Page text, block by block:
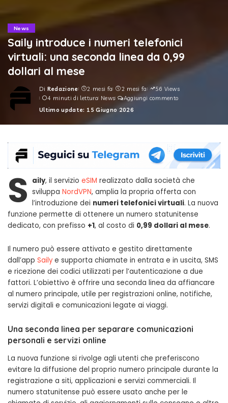
News
Saily introduce i numeri telefonici
virtuali: una seconda linea da 0,99
dollari al mese
Posted
by
Di Redazione 2 mesi fa 2 mesi fa
56 Views
4 minuti di lettura News
Aggiungi commento
Ultimo update: 15 Giugno 2026
S aily, il servizio eSIM realizzato dalla società che
sviluppa NordVPN, amplia la propria offerta con
l’introduzione dei numeri telefonici virtuali. La nuova
funzione permette di ottenere un numero statunitense
dedicato, con prefisso +1, al costo di 0,99 dollari al mese.
Il numero può essere attivato e gestito direttamente
dall’app Saily e supporta chiamate in entrata e in uscita, SMS
e ricezione dei codici utilizzati per l’autenticazione a due
fattori. L’obiettivo è offrire una seconda linea da affiancare
al numero principale, utile per registrazioni online, notifiche,
servizi digitali e comunicazioni legate ai viaggi.
Una seconda linea per separare comunicazioni
personali e servizi online
La nuova funzione si rivolge agli utenti che preferiscono
evitare la diffusione del proprio numero principale durante la
registrazione a siti, applicazioni e servizi commerciali. Il
numero statunitense può essere usato anche per le